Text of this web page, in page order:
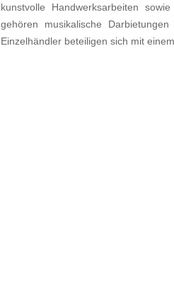
kunstvolle Handwerksarbeiten
gehören musikalische
Einzelhändler beteiligen sich mit